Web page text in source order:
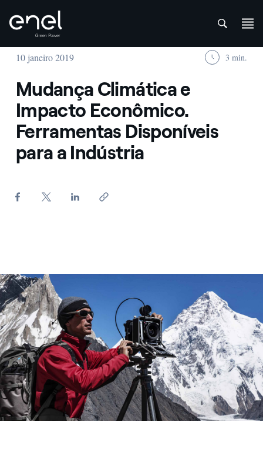
Skip to content
10 janeiro 2019 3 min.
Mudança Climática e
Impacto Econômico.
Ferramentas Disponíveis
para a Indústria
Fabiano Ventura durante la spedizione "Sulle tracce dei